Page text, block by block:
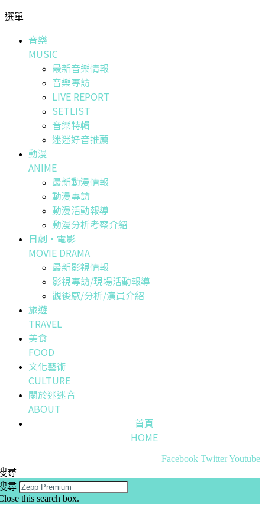
選單
音樂
MUSIC
最新音樂情報
音樂專訪
LIVE REPORT
SETLIST
音樂特輯
迷迷好音推薦
動漫
ANIME
最新動漫情報
動漫專訪
動漫活動報導
動漫分析考察介紹
日劇・電影
MOVIE DRAMA
最新影視情報
影視專訪/現場活動報導
觀後感/分析/演員介紹
旅遊
TRAVEL
美食
FOOD
文化藝術
CULTURE
關於迷迷音
ABOUT
首頁
HOME
Facebook TwitterYoutube
尋
尋
this search box.